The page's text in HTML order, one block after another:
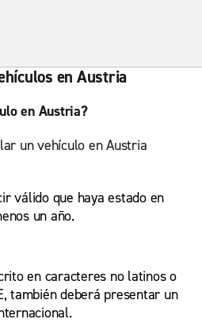
en Austria
en Austria?
un vehículo en Austria
válido que haya estado en
un año.
en caracteres no latinos o
también deberá presentar un